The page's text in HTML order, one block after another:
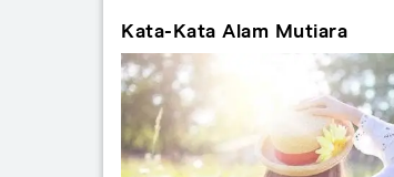
Kata-Kata Alam Mutiara